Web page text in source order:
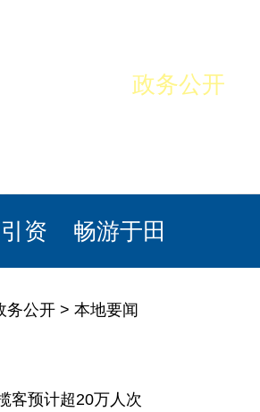
政务公开
资 畅游于田
务公开 > 本地要闻
客预计超20万人次